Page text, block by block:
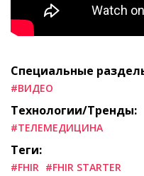
Специальные
#ВИДЕО
Технологии/Тренды:
#ТЕЛЕМЕДИЦИНА
Теги:
#FHIR #FHIR STARTER